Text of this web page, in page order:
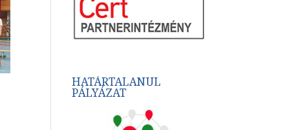
HATÁRTALANUL
PÁLYÁZAT